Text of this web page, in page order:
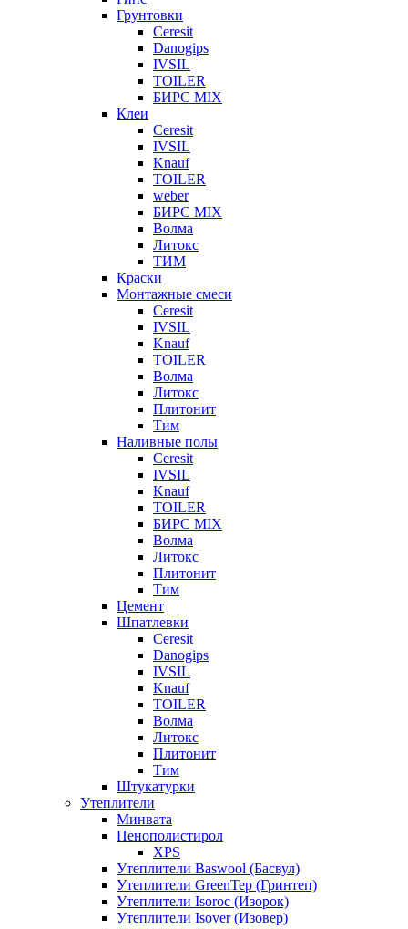
Грунтовки
Ceresit
Danogips
IVSIL
TOILER
БИРС MIX
Клеи
Ceresit
IVSIL
Knauf
TOILER
weber
БИРС MIX
Волма
Литокс
ТИМ
Краски
Монтажные смеси
Ceresit
IVSIL
Knauf
TOILER
Волма
Литокс
Плитонит
Тим
Наливные полы
Ceresit
IVSIL
Knauf
TOILER
БИРС MIX
Волма
Литокс
Плитонит
Тим
Цемент
Шпатлевки
Ceresit
Danogips
IVSIL
Knauf
TOILER
Волма
Литокс
Плитонит
Тим
Штукатурки
Утеплители
Минвата
Пенополистирол
XPS
Утеплители Baswool (Басвул)
Утеплители GreenTep (Гринтеп)
Утеплители Isoroc (Изорок)
Утеплители Isover (Изовер)